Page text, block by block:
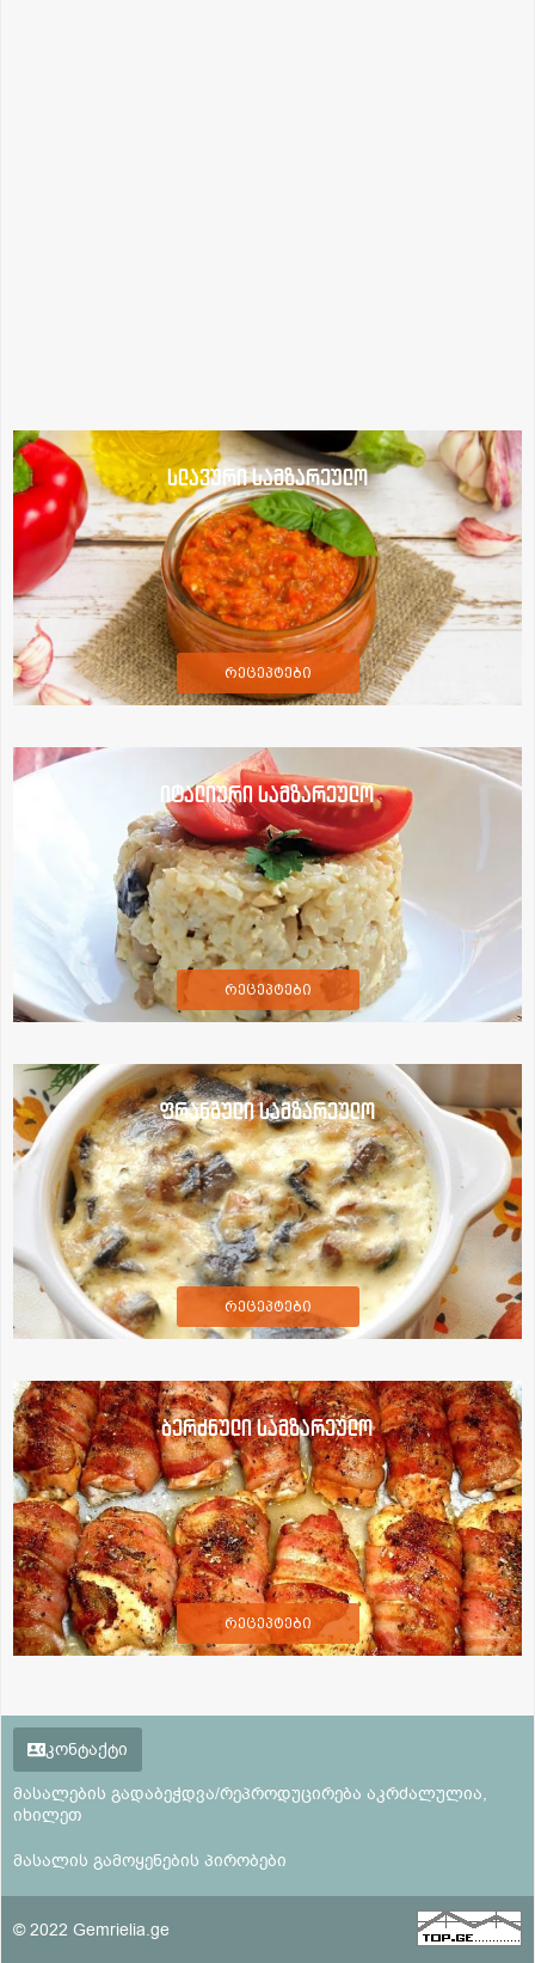
სლავური სამზარეულო
რეცეპტები
იტალიური სამზარეულო
რეცეპტები
ფრანგული სამზარეულო
რეცეპტები
ბერძნული სამზარეულო
რეცეპტები
კონტაქტი
მასალების გადაბეჭდვა/რეპროდუცირება აკრძალულია,
იხილეთ
მასალის გამოყენების პირობები
© 2022 Gemrielia.ge